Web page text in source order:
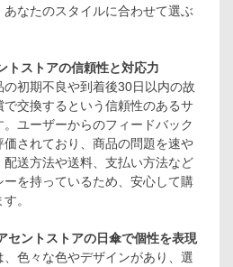
なたのスタイルに合わせて選ぶ
トストアの信頼性と対応力
初期不良や到着後30日以内の故
交換するという信頼性のあるサ
ユーザーからのフィードバック
されており、商品の問題を速や
送方法や送料、支払い方法など
を持っているため、安心して購
。
セントストアの日傘で個性を表現
色々な色やデザインがあり、選